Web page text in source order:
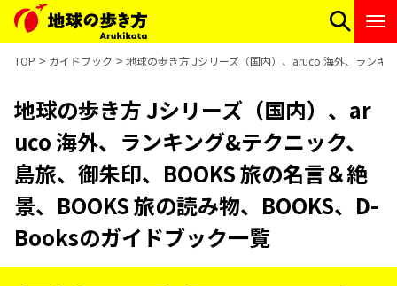
TOP ガイドブック 地球の歩き方 Jシリーズ（国内）、aruco 海外、ランキ
地球の歩き方 Jシリーズ（国内）、ar
uco 海外、ランキング&テクニック、
島旅、御朱印、BOOKS 旅の名言＆絶
景、BOOKS 旅の読み物、BOOKS、D-
Booksのガイドブック一覧